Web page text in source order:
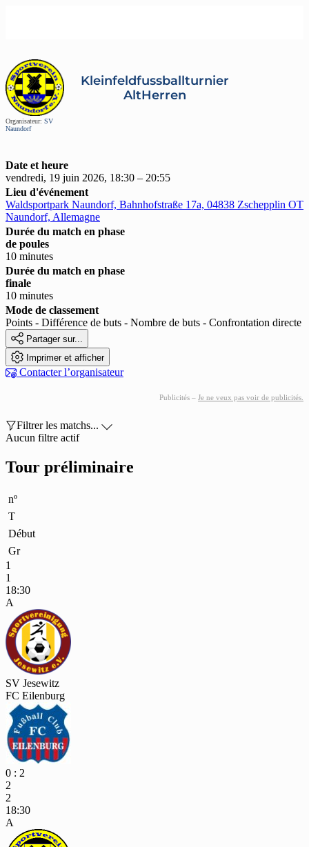
Organisateur: SV
Naundorf
Kleinfeldfussballturnier
AltHerren
Date et heure
vendredi, 19 juin 2026, 18:30 – 20:55
Lieu d'événement
Waldsportpark Naundorf, Bahnhofstraße 17a, 04838 Zschepplin OT
Naundorf, Allemagne
Durée du match en phase
de poules
10 minutes
Durée du match en phase
finale
10 minutes
Mode de classement
Points - Différence de buts - Nombre de buts - Confrontation directe
 Partager sur...
 Imprimer et afficher
 Contacter l’organisateur
Publicités – Je ne veux pas voir de publicités.
Filtrer les matchs... 
Aucun filtre actif
Tour préliminaire
nº
T
Début
Gr
1
1
18:30
A
SV Jesewitz
FC Eilenburg
0 : 2
2
2
18:30
A